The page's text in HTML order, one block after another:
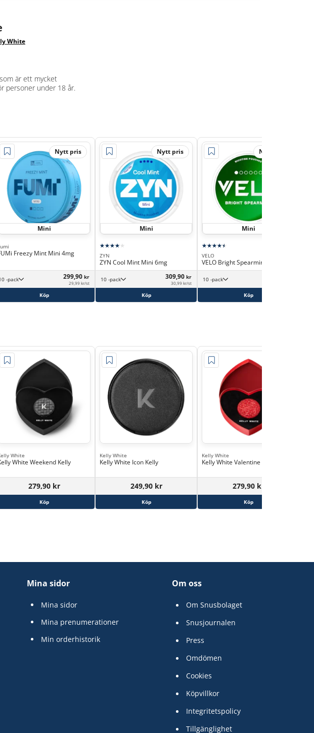
White
är ett mycket
personer under 18 år.
Nytt pris
Mini
Freezy Mint Mini 4mg
10 -pack 299,90 kr
29,99 kr/st
Köp
Nytt pris
Mini
ZYN
ZYN Cool Mint Mini 6mg
10 -pack 309,90 kr
30,99 kr/st
Köp
Nytt pris
Mini
VELO
VELO Bright Spearmint Mini 4mg
10 -pack
Köp
White
White Weekend Kelly
279,90 kr
Köp
Kelly White
Kelly White Icon Kelly
249,90 kr
Köp
Kelly White
Kelly White Valentine Kelly
279,90 kr
Köp
Mina sidor
Mina sidor
Mina prenumerationer
Min orderhistorik
Om oss
Om Snusbolaget
Snusjournalen
Press
Omdömen
Cookies
Köpvillkor
Integritetspolicy
Tillgänglighet